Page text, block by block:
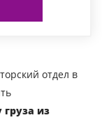
отдел в
груза из